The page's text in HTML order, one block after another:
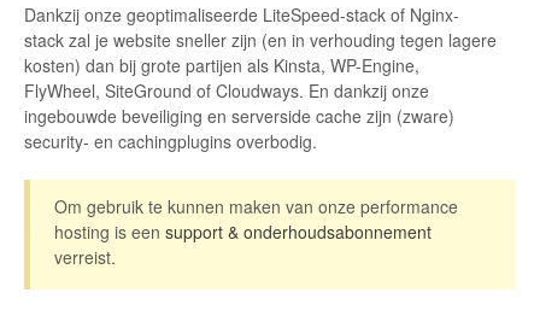
Dankzij onze geoptimaliseerde LiteSpeed-stack of Nginx-
stack zal je website sneller zijn (en in verhouding tegen lagere
kosten) dan bij grote partijen als Kinsta, WP-Engine,
FlyWheel, SiteGround of Cloudways. En dankzij onze
ingebouwde beveiliging en serverside cache zijn (zware)
security- en cachingplugins overbodig.
Om gebruik te kunnen maken van onze performance
hosting is een support & onderhoudsabonnement
verreist.